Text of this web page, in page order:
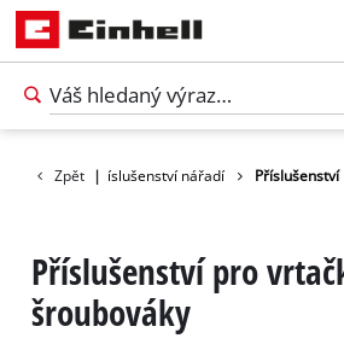
Zpět |Příslušenství nářadí
Příslušenství pro
šroubováky